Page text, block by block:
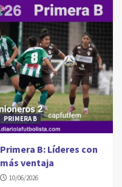
PRIMERA B
Primera B: Líderes con
más ventaja
10/06/2026